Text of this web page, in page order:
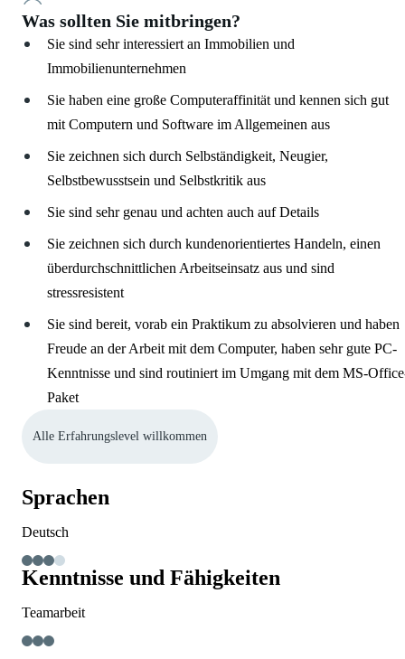
Was sollten Sie mitbringen?
Sie sind sehr interessiert an Immobilien und
Immobilienunternehmen
Sie haben eine große Computeraffinität und kennen sich gut
mit Computern und Software im Allgemeinen aus
Sie zeichnen sich durch Selbständigkeit, Neugier,
Selbstbewusstsein und Selbstkritik aus
Sie sind sehr genau und achten auch auf Details
Sie zeichnen sich durch kundenorientiertes Handeln, einen
überdurchschnittlichen Arbeitseinsatz aus und sind
stressresistent
Sie sind bereit, vorab ein Praktikum zu absolvieren und haben
Freude an der Arbeit mit dem Computer, haben sehr gute PC-
Kenntnisse und sind routiniert im Umgang mit dem MS-
Paket
Alle Erfahrungslevel willkommen
Sprachen
Deutsch
Kenntnisse und Fähigkeiten
Teamarbeit